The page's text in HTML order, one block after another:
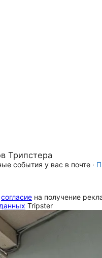
Трипстера
события у вас в почте ·
согласие на получение
Tripster